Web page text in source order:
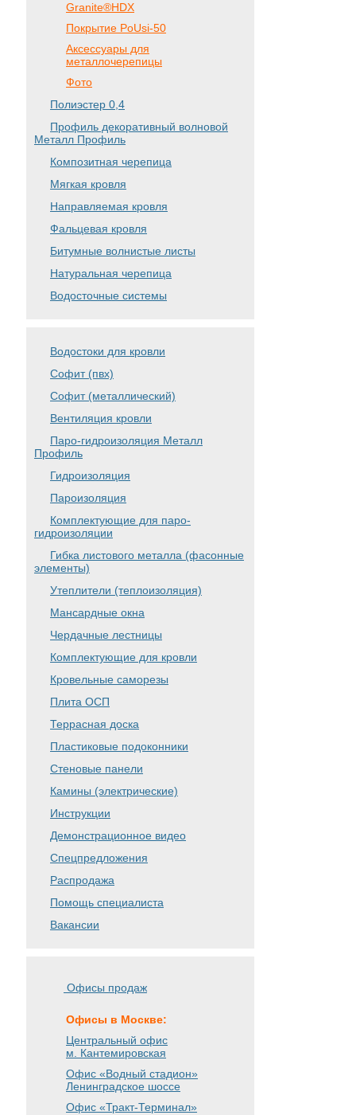
Granite®HDX
Покрытие PoUsi-50
Аксессуары для
металлочерепицы
Фото
Полиэстер 0,4
Профиль декоративный волновой
Металл Профиль
Композитная черепица
Мягкая кровля
Направляемая кровля
Фальцевая кровля
Битумные волнистые листы
Натуральная черепица
Водосточные системы
Водостоки для кровли
Софит (пвх)
Софит (металлический)
Вентиляция кровли
Паро-гидроизоляция Металл
Профиль
Гидроизоляция
Пароизоляция
Комплектующие для паро-
гидроизоляции
Гибка листового металла (фасонные
элементы)
Утеплители (теплоизоляция)
Мансардные окна
Чердачные лестницы
Комплектующие для кровли
Кровельные саморезы
Плита ОСП
Террасная доска
Пластиковые подоконники
Стеновые панели
Камины (электрические)
Инструкции
Демонстрационное видео
Спецпредложения
Распродажа
Помощь специалиста
Вакансии
Офисы продаж
Офисы в Москве:
Центральный офис
м. Кантемировская
Офис «Водный стадион»
Ленинградское шоссе
Офис «Тракт-Терминал»